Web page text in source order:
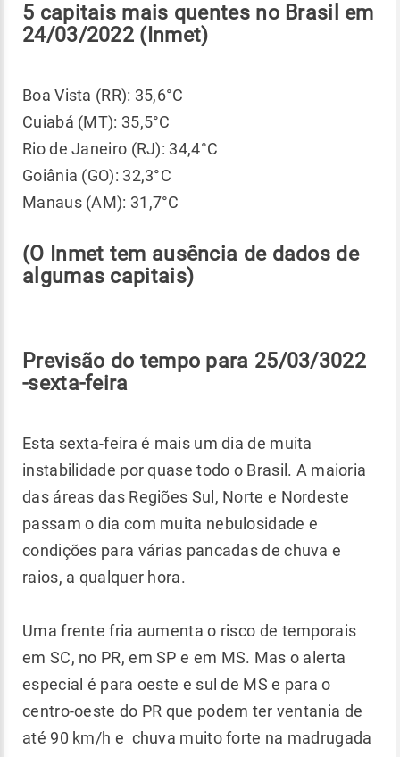
5 capitais mais quentes no Brasil em
24/03/2022 (Inmet)
Boa Vista (RR): 35,6°C
Cuiabá (MT): 35,5°C
Rio de Janeiro (RJ): 34,4°C
Goiânia (GO): 32,3°C
Manaus (AM): 31,7°C
(O Inmet tem ausência de dados de
algumas capitais)
Previsão do tempo para 25/03/3022
-sexta-feira
Esta sexta-feira é mais um dia de muita
instabilidade por quase todo o Brasil. A maioria
das áreas das Regiões Sul, Norte e Nordeste
passam o dia com muita nebulosidade e
condições para várias pancadas de chuva e
raios, a qualquer hora.
Uma frente fria aumenta o risco de temporais
em SC, no PR, em SP e em MS. Mas o alerta
especial é para oeste e sul de MS e para o
centro-oeste do PR que podem ter ventania de
até 90 km/h e chuva muito forte na madrugada